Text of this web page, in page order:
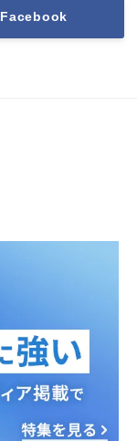
Facebook